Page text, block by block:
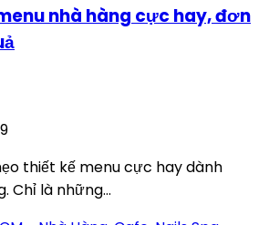
nhà hàng cực hay, đơn
thiết kế menu cực hay dành
Chỉ là những...